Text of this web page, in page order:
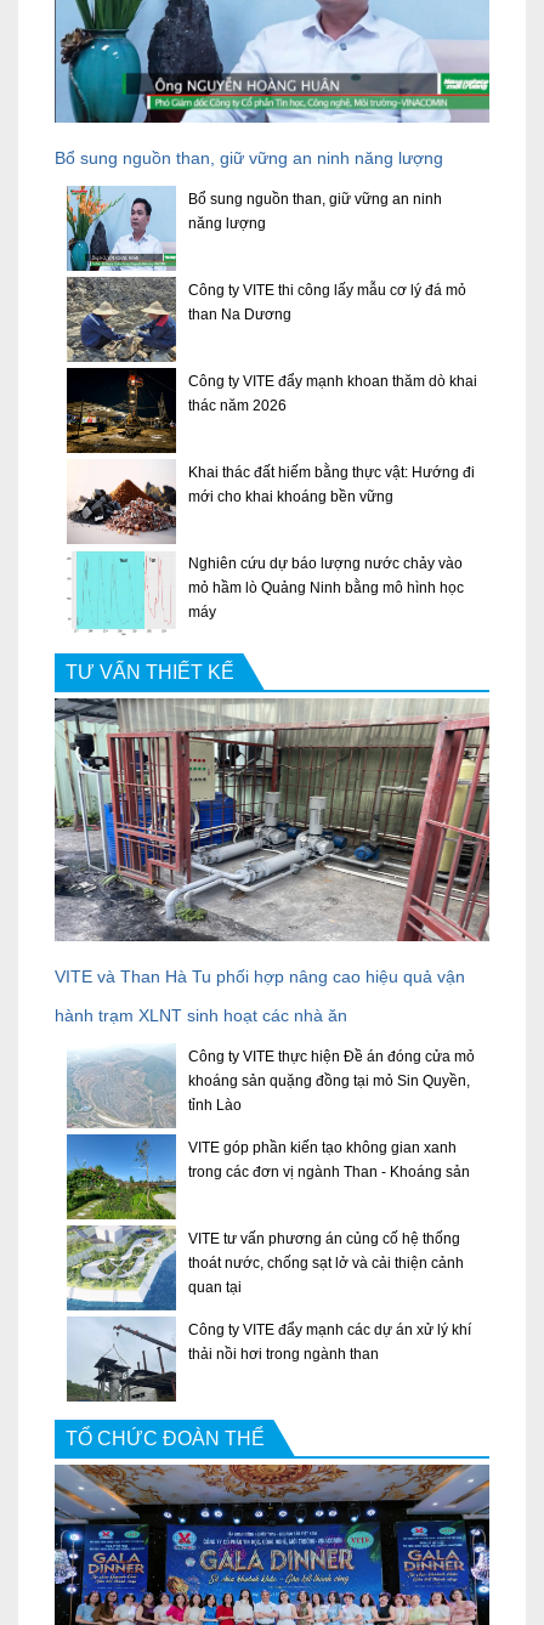
Bổ sung nguồn than, giữ vững an ninh năng lượng
Bổ sung nguồn than, giữ vững an ninh
năng lượng
Công ty VITE thi công lấy mẫu cơ lý đá mỏ
than Na Dương
Công ty VITE đẩy mạnh khoan thăm dò khai
thác năm 2026
Khai thác đất hiếm bằng thực vật: Hướng đi
mới cho khai khoáng bền vững
Nghiên cứu dự báo lượng nước chảy vào
mỏ hầm lò Quảng Ninh bằng mô hình học
máy
TƯ VẤN THIẾT KẾ
VITE và Than Hà Tu phối hợp nâng cao hiệu quả vận
hành trạm XLNT sinh hoạt các nhà ăn
Công ty VITE thực hiện Đề án đóng cửa mỏ
khoáng sản quặng đồng tại mỏ Sin Quyền,
tỉnh Lào
VITE góp phần kiến tạo không gian xanh
trong các đơn vị ngành Than - Khoáng sản
VITE tư vấn phương án củng cố hệ thống
thoát nước, chống sạt lở và cải thiện cảnh
quan tại
Công ty VITE đẩy mạnh các dự án xử lý khí
thải nồi hơi trong ngành than
TỔ CHỨC ĐOÀN THỂ